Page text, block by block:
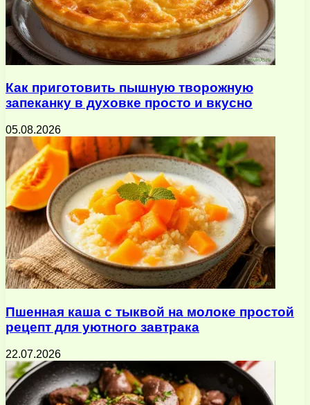
Как приготовить пышную творожную
запеканку в духовке просто и вкусно
05.08.2026
Пшенная каша с тыквой на молоке простой
рецепт для уютного завтрака
22.07.2026